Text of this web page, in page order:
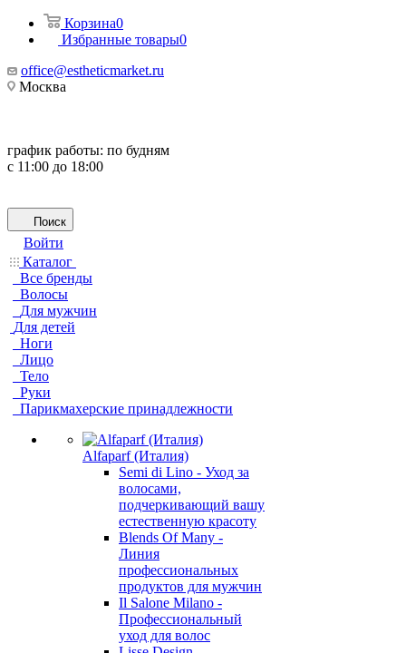
Корзина0
Избранные товары0
office@estheticmarket.ru
Москва
график работы: по будням
с 11:00 до 18:00
Поиск
Войти
Каталог
Все бренды
Волосы
Для мужчин
Для детей
Ноги
Лицо
Тело
Руки
Парикмахерские принадлежности
Alfaparf (Италия)
Semi di Lino - Уход за
волосами,
подчеркивающий вашу
естественную красоту
Blends Of Many -
Линия
профессиональных
продуктов для мужчин
Il Salone Milano -
Профессиональный
уход для волос